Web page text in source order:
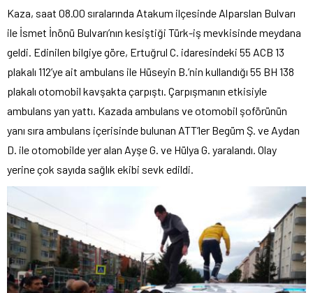
Kaza, saat 08.00 sıralarında Atakum ilçesinde Alparslan Bulvarı
ile İsmet İnönü Bulvarı’nın kesiştiği Türk-iş mevkisinde meydana
geldi. Edinilen bilgiye göre, Ertuğrul C. idaresindeki 55 ACB 13
plakalı 112’ye ait ambulans ile Hüseyin B.’nin kullandığı 55 BH 138
plakalı otomobil kavşakta çarpıştı. Çarpışmanın etkisiyle
ambulans yan yattı. Kazada ambulans ve otomobil şoförünün
yanı sıra ambulans içerisinde bulunan ATT’ler Begüm Ş. ve Aydan
D. ile otomobilde yer alan Ayşe G. ve Hülya G. yaralandı. Olay
yerine çok sayıda sağlık ekibi sevk edildi.